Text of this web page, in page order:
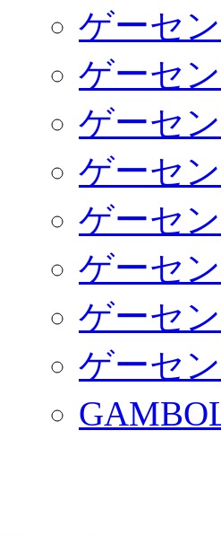
ゲーセ
ゲーセ
ゲーセ
ゲーセ
ゲーセ
ゲーセ
ゲーセ
ゲーセ